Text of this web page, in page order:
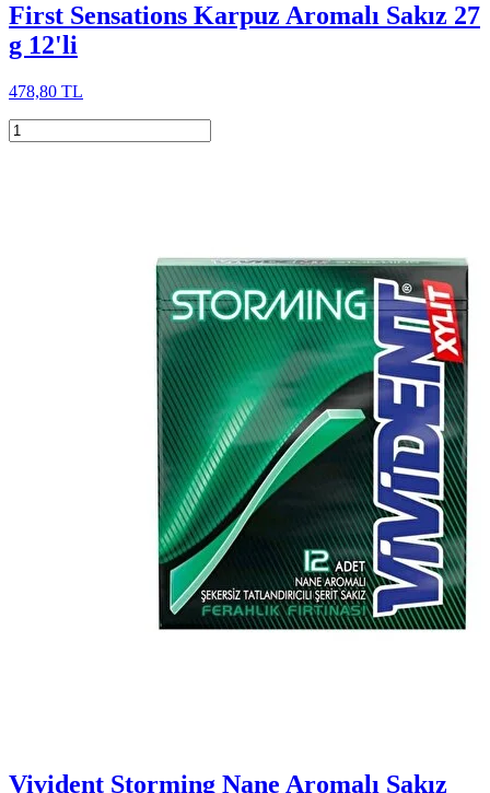
First Sensations Karpuz Aromalı Sakız 27
g 12'li
478,80 TL
Vivident Storming Nane Aromalı Sakız